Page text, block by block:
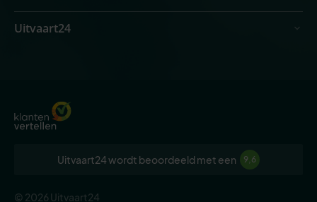
Uitvaart24
Uitvaart24 wordt beoordeeld met een 9,6
© 2026 Uitvaart24